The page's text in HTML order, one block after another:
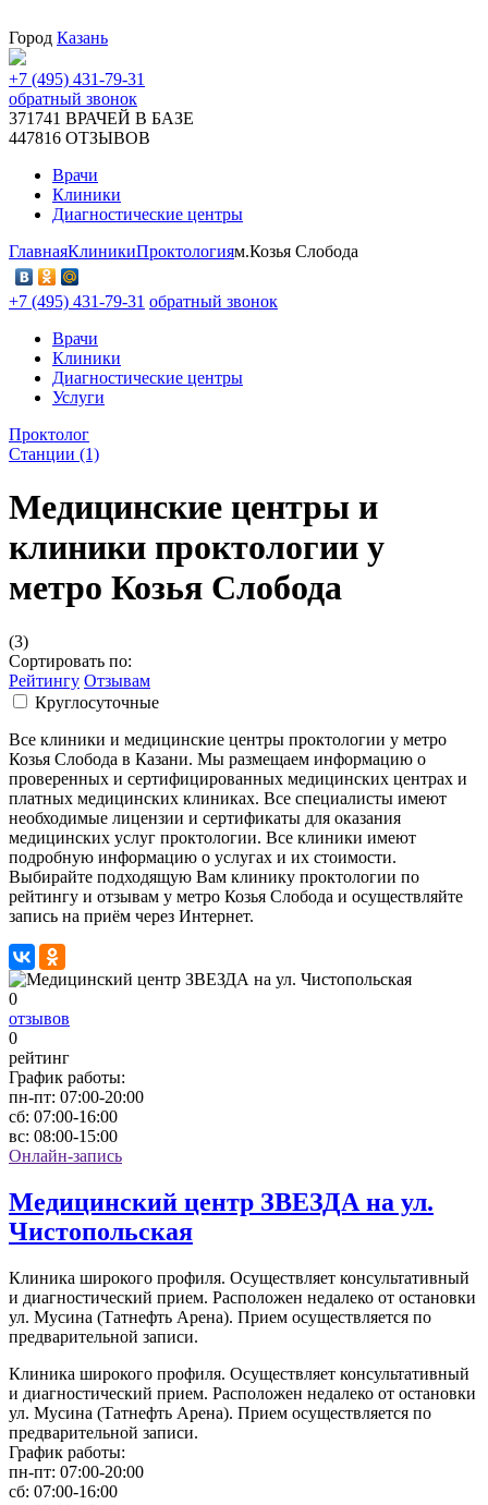
Город Казань
+7 (495) 431-79-31
обратный звонок
371741 ВРАЧЕЙ В БАЗЕ
447816 ОТЗЫВОВ
Врачи
Клиники
Диагностические центры
ГлавнаяКлиникиПроктологиям.Козья Слобода
+7 (495) 431-79-31 обратный звонок
Врачи
Клиники
Диагностические центры
Услуги
Проктолог
Станции (1)
Медицинские центры и
клиники проктологии у
метро Козья Слобода
(3)
Сортировать по:
Рейтингу Отзывам
Круглосуточные
Все клиники и медицинские центры проктологии у метро
Козья Слобода в Казани. Мы размещаем информацию о
проверенных и сертифицированных медицинских центрах и
платных медицинских клиниках. Все специалисты имеют
необходимые лицензии и сертификаты для оказания
медицинских услуг проктологии. Все клиники имеют
подробную информацию о услугах и их стоимости.
Выбирайте подходящую Вам клинику проктологии по
рейтингу и отзывам у метро Козья Слобода и осуществляйте
запись на приём через Интернет.
0
отзывов
0
рейтинг
График работы:
пн-пт: 07:00-20:00
сб: 07:00-16:00
вс: 08:00-15:00
Онлайн-запись
Медицинский центр ЗВЕЗДА на ул.
Чистопольская
Клиника широкого профиля. Осуществляет консультативный
и диагностический прием. Расположен недалеко от остановки
ул. Мусина (Татнефть Арена). Прием осуществляется по
предварительной записи.
Клиника широкого профиля. Осуществляет консультативный
и диагностический прием. Расположен недалеко от остановки
ул. Мусина (Татнефть Арена). Прием осуществляется по
предварительной записи.
График работы:
пн-пт: 07:00-20:00
сб: 07:00-16:00